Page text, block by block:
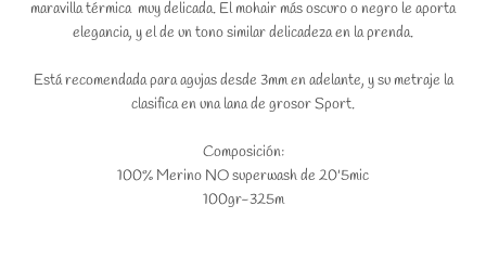
maravilla térmica muy delicada. El mohair más oscuro o negro le aporta
elegancia, y el de un tono similar delicadeza en la prenda.
Está recomendada para agujas desde 3mm en adelante, y su metraje la
clasifica en una lana de grosor Sport.
Composición:
100% Merino NO superwash de 20'5mic
100gr-325m